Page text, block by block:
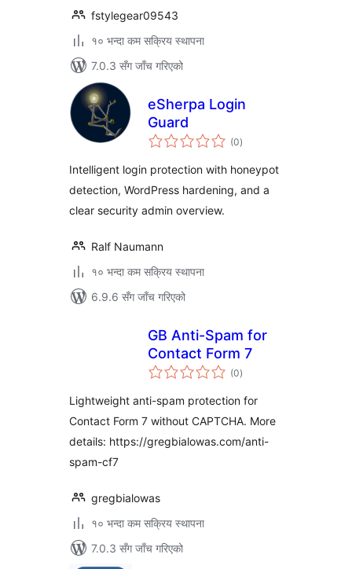
fstylegear09543
१० भन्दा कम सक्रिय स्थापना
7.0.3 सँग जाँच गरिएको
eSherpa Login
Guard
(0कुल
रेटिङ्गहरू
)
Intelligent login protection with honeypot
detection, WordPress hardening, and a
clear security admin overview.
Ralf Naumann
१० भन्दा कम सक्रिय स्थापना
6.9.6 सँग जाँच गरिएको
GB Anti-Spam for
Contact Form 7
(0कुल
रेटिङ्गहरू
)
Lightweight anti-spam protection for
Contact Form 7 without CAPTCHA. More
details: https://gregbialowas.com/anti-
spam-cf7
gregbialowas
१० भन्दा कम सक्रिय स्थापना
7.0.3 सँग जाँच गरिएको